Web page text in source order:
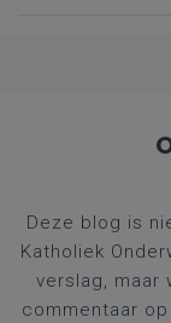
Deze blog is
Katholiek
verslag, maar
commentaar